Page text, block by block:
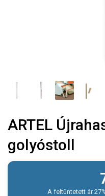
ARTEL
golyóstoll
A feltüntetett ár